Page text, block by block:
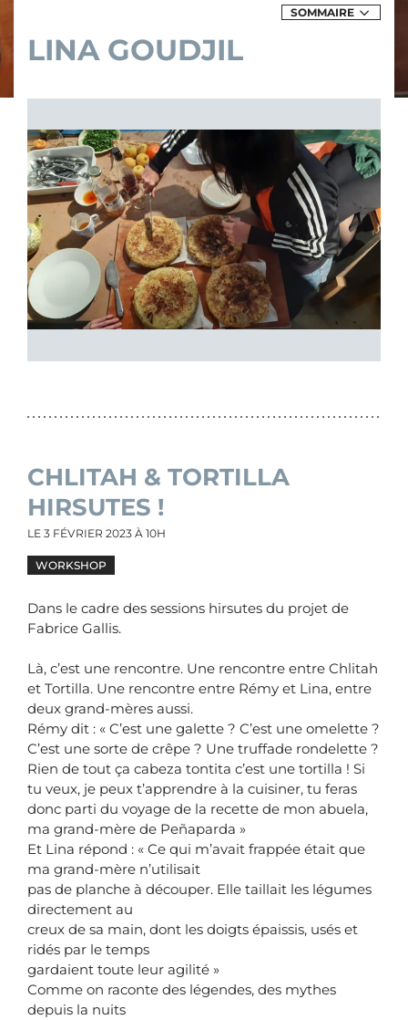
SOMMAIRE
DES
LINA GOUDJIL
CHLITAH & TORTILLA
HIRSUTES !
LE 3 FÉVRIER 2023 À 10H
WORKSHOP
Dans le cadre des sessions hirsutes du projet de
Fabrice Gallis.
Là, c’est une rencontre. Une rencontre entre Chlitah
et Tortilla. Une rencontre entre Rémy et Lina, entre
deux grand-mères aussi.
Rémy dit : « C’est une galette ? C’est une omelette ?
C’est une sorte de crêpe ? Une truffade rondelette ?
Rien de tout ça cabeza tontita c’est une tortilla ! Si
tu veux, je peux t’apprendre à la cuisiner, tu feras
donc parti du voyage de la recette de mon abuela,
ma grand-mère de Peñaparda »
Et Lina répond : « Ce qui m’avait frappée était que
ma grand-mère n’utilisait
pas de planche à découper. Elle taillait les légumes
directement au
creux de sa main, dont les doigts épaissis, usés et
ridés par le temps
gardaient toute leur agilité »
Comme on raconte des légendes, des mythes
depuis la nuits